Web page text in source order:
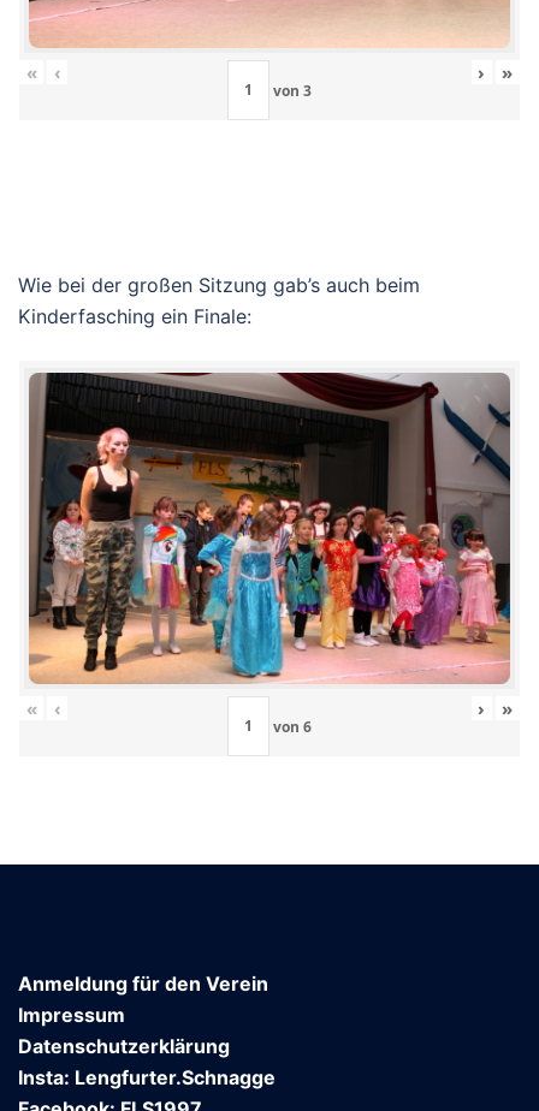
« ‹
von 3
› »
Wie bei der großen Sitzung gab’s auch beim
Kinderfasching ein Finale:
« ‹
von 6
› »
Anmeldung für den Verein
Impressum
Datenschutzerklärung
Insta: Lengfurter.Schnagge